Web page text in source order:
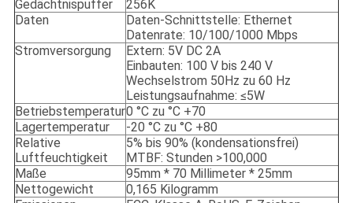
Gedächtnispuffer
256K
Daten
Daten-Schnittstelle: Ethernet
Datenrate: 10/100/1000 Mbps
Stromversorgung
Extern: 5V DC 2A
Einbauten: 100 V bis 240 V
Wechselstrom 50Hz zu 60 Hz
Leistungsaufnahme: ≤5W
Betriebstemperatur0 °C zu °C +70
Lagertemperatur
-20 °C zu °C +80
Relative
Luftfeuchtigkeit
5% bis 90% (kondensationsfrei)
MTBF: Stunden >100,000
Maße
95mm * 70 Millimeter * 25mm
Nettogewicht
0,165 Kilogramm